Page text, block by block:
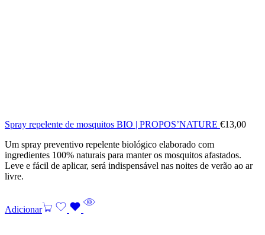
Spray repelente de mosquitos BIO | PROPOS’NATURE €13,00
Um spray preventivo repelente biológico elaborado com
ingredientes 100% naturais para manter os mosquitos afastados.
Leve e fácil de aplicar, será indispensável nas noites de verão ao ar
livre.
Adicionar